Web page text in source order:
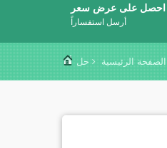
احصل على عرض سعر
أرسل استفساراً
الصفحة الرئيسية حل